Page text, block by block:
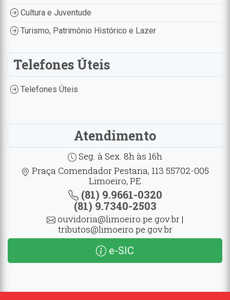
Cultura e Juventude
Turismo, Patrimônio Histórico e Lazer
Telefones Úteis
Telefones Úteis
Atendimento
Seg. à Sex. 8h às 16h
Praça Comendador Pestana, 113 55702-005
Limoeiro, PE
(81) 9.9661-0320
(81) 9.7340-2503
ouvidoria@limoeiro.pe.gov.br |
tributos@limoeiro.pe.gov.br
e-SIC